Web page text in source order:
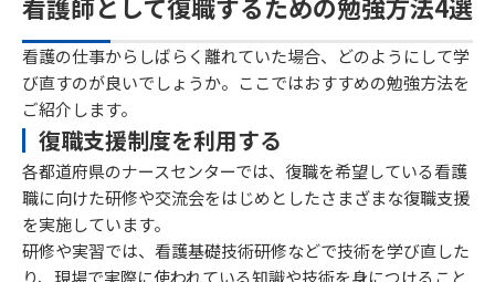
看護の仕事からしばらく離れていた場合、どのようにして学
び直すのが良いでしょうか。ここではおすすめの勉強方法を
ご紹介します。
復職支援制度を利用する
各都道府県のナースセンターでは、復職を希望している看護
職に向けた研修や交流会をはじめとしたさまざまな復職支援
を実施しています。
研修や実習では、看護基礎技術研修などで技術を学び直した
り、現場で実際に使われている知識や技術を身につけること